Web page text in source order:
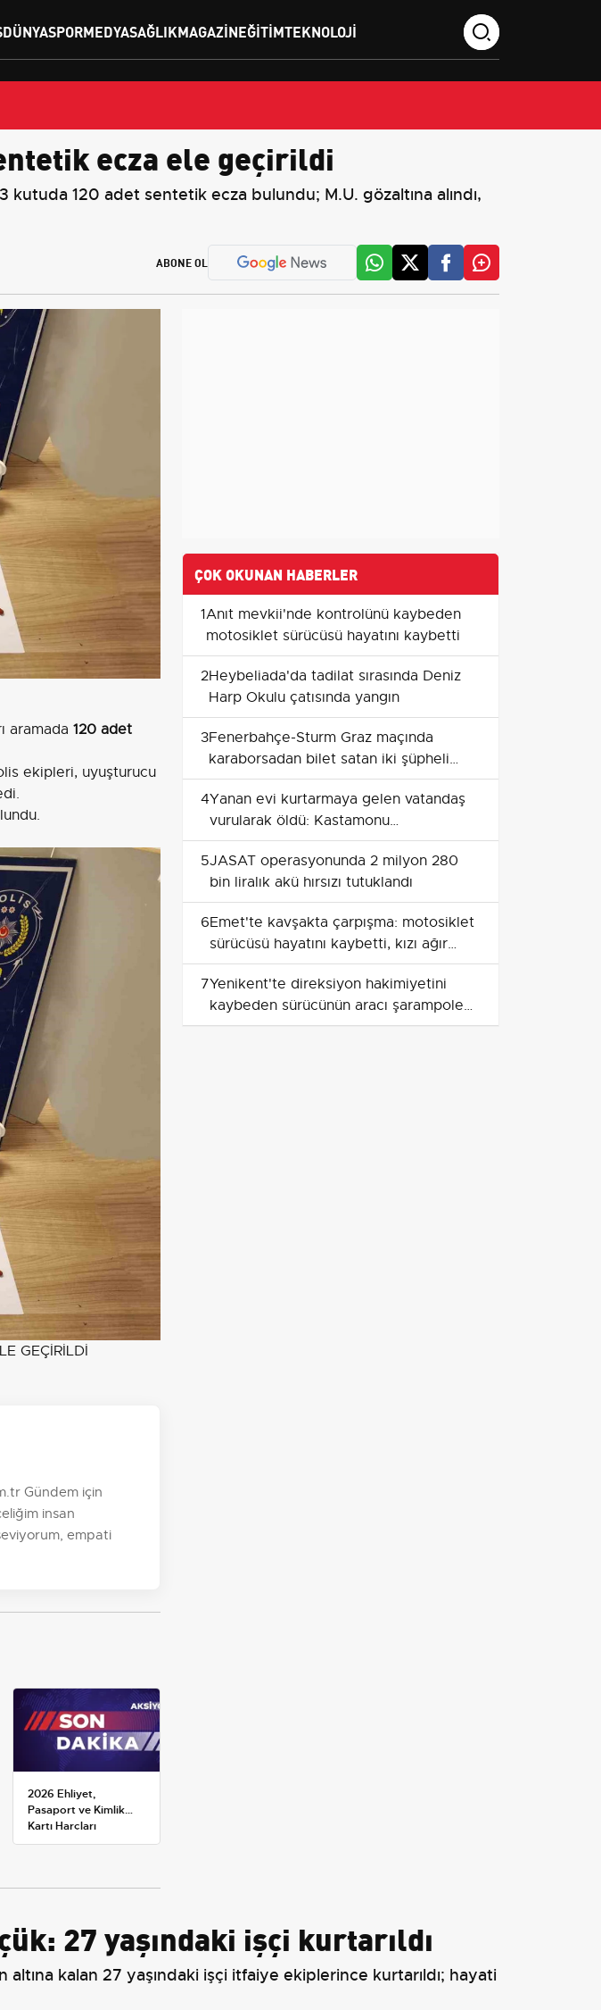
DÜNYASPORMEDYASAĞLIKMAGAZINEĞITIMTEKNOLOJI
ecza ele geçirildi
120 adet sentetik ecza bulundu; M.U. gözaltına alındı,
ABONE OL
aramada 120 adet
ekipleri, uyuşturucu
GEÇİRİLDİ
Gündem için
insan
empati
2026 Ehliyet,
Pasaport ve Kimlik
Kartı Harçları
Resmileşti: Yeni
ÇOK OKUNAN HABERLER
1Anıt mevkii'nde kontrolünü kaybeden
motosiklet sürücüsü hayatını kaybetti
2Heybeliada'da tadilat sırasında Deniz
Harp Okulu çatısında yangın
3Fenerbahçe-Sturm Graz maçında
karaborsadan bilet satan iki şüpheli
tutuklandı
4Yanan evi kurtarmaya gelen vatandaş
vurularak öldü: Kastamonu
Çatalzeytin'de park yeri kavgası
5JASAT operasyonunda 2 milyon 280
bin liralık akü hırsızı tutuklandı
6Emet'te kavşakta çarpışma: motosiklet
sürücüsü hayatını kaybetti, kızı ağır
yaralı
7Yenikent'te direksiyon hakimiyetini
kaybeden sürücünün aracı şarampole
girdi
27 yaşındaki işçi kurtarıldı
kalan 27 yaşındaki işçi itfaiye ekiplerince kurtarıldı; hayati